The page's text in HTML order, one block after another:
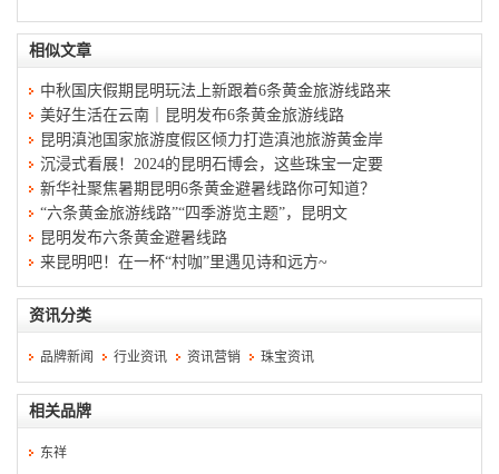
相似文章
中秋国庆假期昆明玩法上新跟着6条黄金旅游线路来
美好生活在云南｜昆明发布6条黄金旅游线路
昆明滇池国家旅游度假区倾力打造滇池旅游黄金岸
沉浸式看展！2024的昆明石博会，这些珠宝一定要
新华社聚焦暑期昆明6条黄金避暑线路你可知道？
“六条黄金旅游线路”“四季游览主题”，昆明文
昆明发布六条黄金避暑线路
来昆明吧！在一杯“村咖”里遇见诗和远方~
资讯分类
品牌新闻 行业资讯 资讯营销 珠宝资讯
相关品牌
东祥